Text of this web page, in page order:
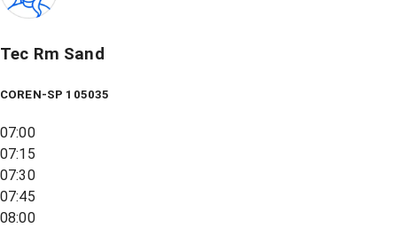
Tec Rm Sand
COREN-SP 105035
07:00
07:15
07:30
07:45
08:00